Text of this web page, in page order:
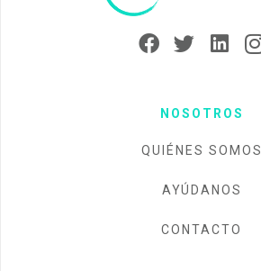
NOSOTROS
QUIÉNES SOMOS
AYÚDANOS
CONTACTO